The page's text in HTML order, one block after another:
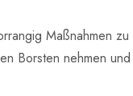
Maßnahmen
Borsten nehmen